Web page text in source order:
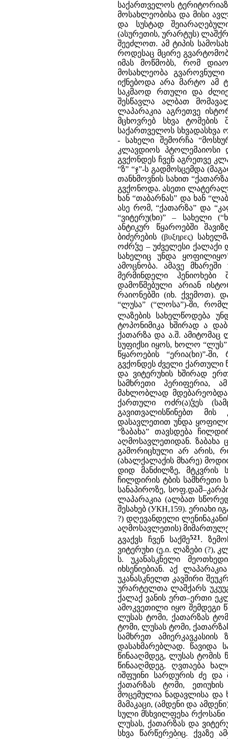
საქართველოს
მოსახლეობისა და მისი
და სუსტად
(ასურეთის, ურარტუს)
შეეძლოთ. ამ ტიპის
როდესაც მცირე
იმას მოწმობს, რომ
მოსახლეობა
იქნებოდა არა მარტო ამ
საკმაოდ რთული და
შესწავლა ალბათ
ლაპარაკია აგრეთვე
მცხოვრებ სხვა ტომების
საქართველოს სხვადასხვა
- სახელი შემორჩა
კლავდიოს პტოლემაიოსი
გვქონდეს ჩვენ აგრეთვე
“ზ” “ჯ”-ს გადმოსცემდა
თანხმოვნის სახით
გვქონოდა. ასეთი
ხან “თაბარნას” და ხან
ასე რომ, “ქათარზა” და
“ვიტერუ(ხი)” – სახელი
ანტიკურ წყაროებში
ბიძერების (βυξηρες)
ოძრჴე – უძველესი ქალაქი
სახელიც უნდა
ამოცნობა. ამავე
მერმინდელი ჰენიოხები
დამოწმებული არიან
რაიონებში (იხ. ქვემოთ).
“ლუსა” (“ლოსა”)-ში,
ლაზების სახელწოდება
ტოპონიმიკა ხშირად ა
ქათარზა და ა.შ. ამიტომაც
სუფიქსი იყოს, ხოლო
წყაროების “ერია(ხი)”-
გვქონდეს ძველი ქართული
და ვიტერუხის ხშირად
სამხრეთი პერიფერია,
მახლობლად
ქართული ოძრ(ა)ჴეს
გავითვალისწინებთ მის
დასავლეთით უნდა
“ზაბახა” თავსდება
აღმოსავლეთიდან. ზაბახა
გამორიცხული არ არის,
(ახალქალაქის მხარე)
დიდ მანძილზე, მტკვრის
ჩილდირის ტბის სამხრეთი
სანაპიროზე,
ლაპარაკია (ალბათ
შესახებ (УКН,159). ერიახი
?) დღევანდელი
აღმოსავლეთის)
გვაქვს ჩვენ საქმე521 .
ვიტერუხი (ე.ი. ლაზები (?),
ს. უკანასკნელი
იხსენიებიან. აქ
უკანასკნელთ კავშირი
ურარტელთა ლაშქარს
ქალაქ ვანის ერთ–ერთი
ამოკვეთილი იყო შემდეგი
ლუსას ტომი, ქათარზას
ტომი, ლუსას ტომი,
სამხრეთ
დასახმარებლად. წავიდა
წინააღმდეგ, ლუსას ტომის
წინააღმდეგ. ღვთაება
იშფუინი სარდურის ძე და
ქათარზას ტომი,
მოცემულია ნადავლისა და
მამაკაცი, (ამდენი და
სული მსხვილფეხა რქოსანი
ლუსას, ქათარზას და
სხვა წარწერებიც. ქვაზე